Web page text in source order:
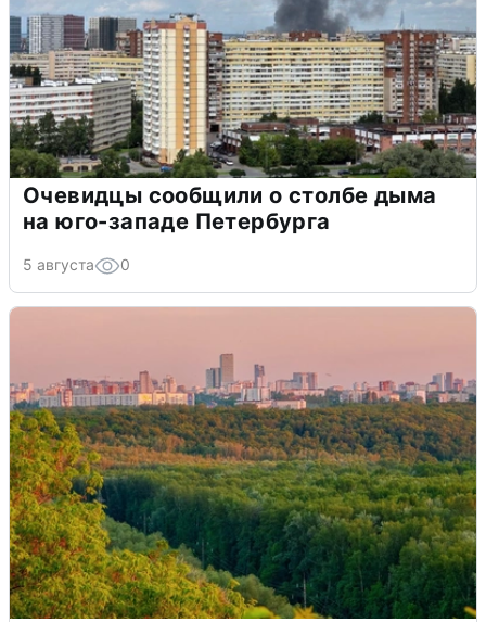
Очевидцы сообщили о столбе дыма
на юго-западе Петербурга
5 августа 0